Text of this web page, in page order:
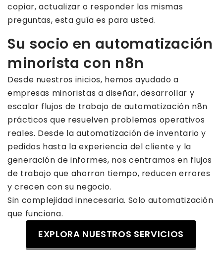
copiar, actualizar o responder las mismas
preguntas, esta guía es para usted.
Su socio en automatización
minorista con n8n
Desde nuestros inicios, hemos ayudado a
empresas minoristas a diseñar, desarrollar y
escalar flujos de trabajo de automatización n8n
prácticos que resuelven problemas operativos
reales. Desde la automatización de inventario y
pedidos hasta la experiencia del cliente y la
generación de informes, nos centramos en flujos
de trabajo que ahorran tiempo, reducen errores
y crecen con su negocio.
Sin complejidad innecesaria. Solo automatización
que funciona.
EXPLORA NUESTROS SERVICIOS